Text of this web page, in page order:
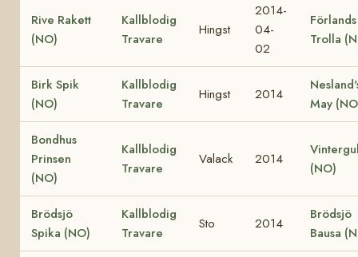
Rive Rakett
(NO)
Kallblodig
Travare
Hingst
2014-
04-
02
Förlands
Trolla
Birk Spik
(NO)
Kallblodig
Travare
Hingst 2014
May
Bondhus
Prinsen
(NO)
Kallblodig
Travare
Valack 2014
(NO)
Brödsjö
Spika (NO)
Kallblodig
Travare
Sto 2014
Brödsjö
Bausa